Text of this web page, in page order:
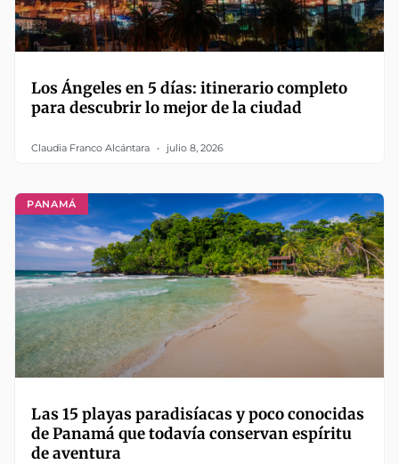
Los Ángeles en 5 días: itinerario completo
para descubrir lo mejor de la ciudad
Claudia Franco Alcántara julio 8, 2026
PANAMÁ
Las 15 playas paradisíacas y poco conocidas
de Panamá que todavía conservan espíritu
de aventura